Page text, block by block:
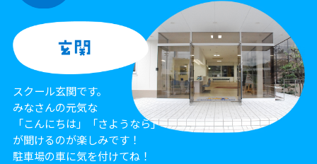
スクール玄関です。
みなさんの元気な
「こんにちは」「さようなら」
が聞けるのが楽しみです！
駐車場の車に気を付けてね！